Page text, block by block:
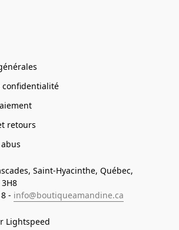
confidentialité
retours
Saint-Hyacinthe, Québec,
3H8
- info@boutiqueamandine.ca
Lightspeed